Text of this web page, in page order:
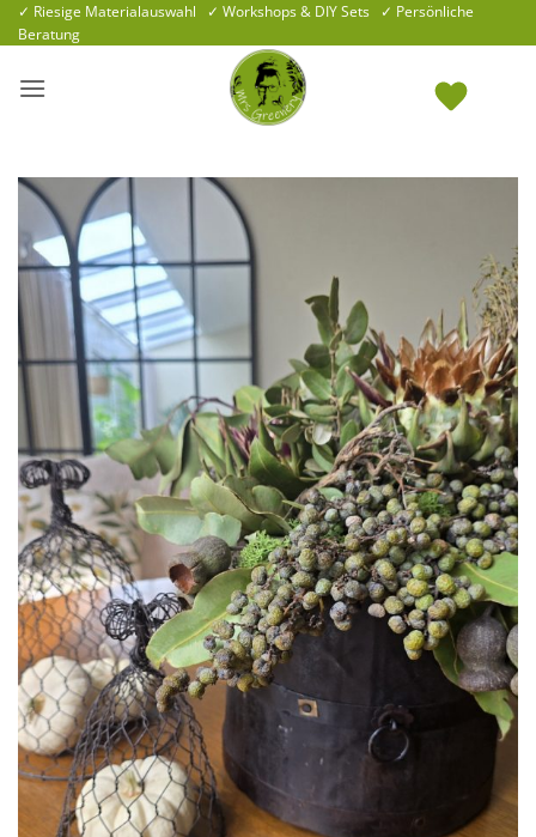
Zum
Inhalt
✓ Riesige Materialauswahl ✓ Workshops & DIY Sets ✓ Persönliche
Beratung